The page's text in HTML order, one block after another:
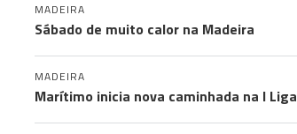
MADEIRA
Sábado de muito calor na Madeira
MADEIRA
Marítimo inicia nova caminhada na I Liga